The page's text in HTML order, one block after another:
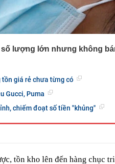
Bảo Tín Mạnh Hải, Bảo
giảm
số lượng lớn nhưng không
tồn giá rẻ chưa từng có
Gucci, Puma
chiếm đoạt số tiền "khủng"
tồn kho lên đến hàng chục